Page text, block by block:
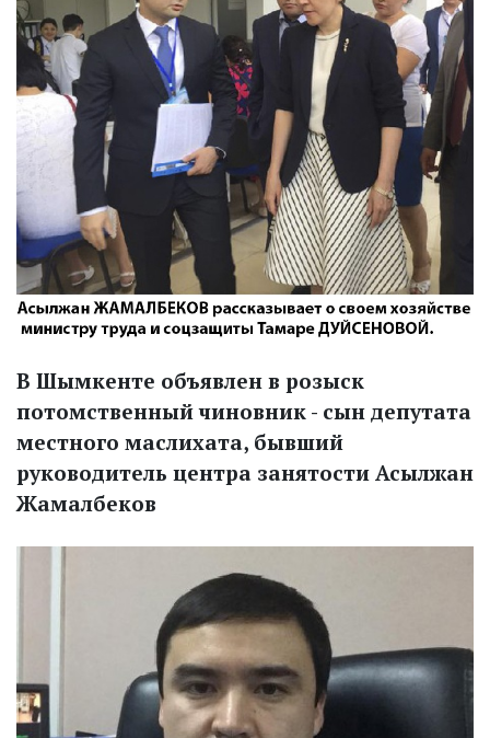
В Шымкенте объявлен в розыск
потомственный чиновник - сын депутата
местного маслихата, бывший
руководитель центра занятости Асылжан
Жамалбеков